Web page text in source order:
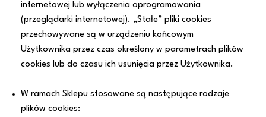
internetowej lub wyłączenia oprogramowania
(przeglądarki internetowej). „Stałe” pliki cookies
przechowywane są w urządzeniu końcowym
Użytkownika przez czas określony w parametrach plików
cookies lub do czasu ich usunięcia przez Użytkownika.
W ramach Sklepu stosowane są następujące rodzaje
plików cookies: